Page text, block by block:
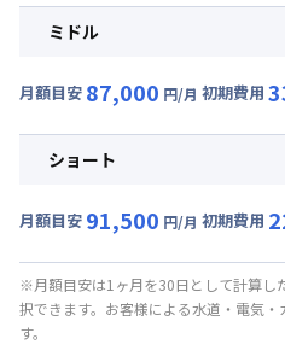
月額賃料目安(30日利用)
光熱費他 : 0円/月 (0円/日) ※賃
その他費用 :
初期費用
ミドル
月額目安 87,000 円/月 初期費用
月額賃料目安(30日利用)
光熱費他 : 0円/月 (0円/日) ※賃
その他費用 :
管理費: 37,500円/月 (1,250円
初期費用
ショート
月額目安 91,500 円/月 初期費用
月額賃料目安(30日利用)
賃料 : 54,000円/月 (1,800円/日)
光熱費他 :
※月額目安は1ヶ月を30日として計算し
択できます。お客様による水道・電気
す。